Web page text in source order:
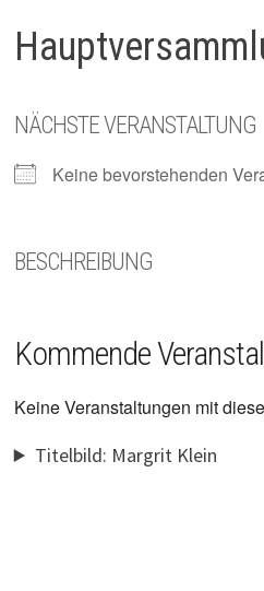
NÄCHSTE VERANSTALTUNG
Keine bevorstehenden
BESCHREIBUNG
Kommende
Keine Veranstaltungen mit
Titelbild: Margrit Klein